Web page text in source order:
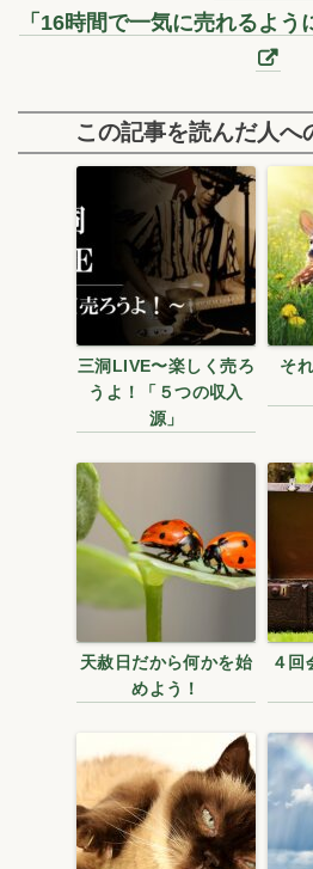
「16時間で一気に売れるよう
この記事を読んだ人へ
三洞LIVE〜楽しく売ろ
うよ！「５つの収入
源」
そ
天赦日だから何かを始
めよう！
４回